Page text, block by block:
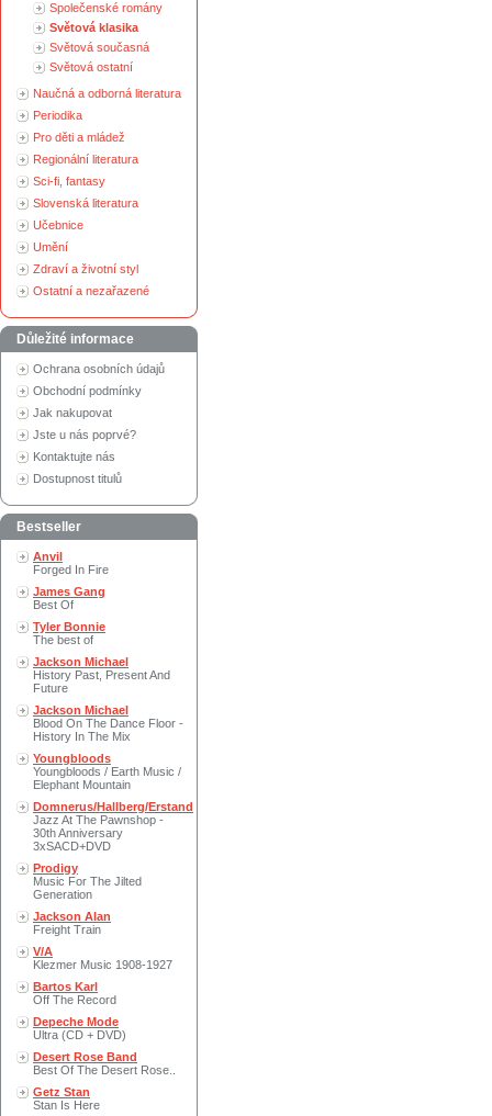
Společenské romány
Světová klasika
Světová současná
Světová ostatní
Naučná a odborná literatura
Periodika
Pro děti a mládež
Regionální literatura
Sci-fi, fantasy
Slovenská literatura
Učebnice
Umění
Zdraví a životní styl
Ostatní a nezařazené
Důležité informace
Ochrana osobních údajů
Obchodní podmínky
Jak nakupovat
Jste u nás poprvé?
Kontaktujte nás
Dostupnost titulů
Bestseller
Anvil
Forged In Fire
James Gang
Best Of
Tyler Bonnie
The best of
Jackson Michael
History Past, Present And
Future
Jackson Michael
Blood On The Dance Floor -
History In The Mix
Youngbloods
Youngbloods / Earth Music /
Elephant Mountain
Domnerus/Hallberg/Erstand
Jazz At The Pawnshop -
30th Anniversary
3xSACD+DVD
Prodigy
Music For The Jilted
Generation
Jackson Alan
Freight Train
V/A
Klezmer Music 1908-1927
Bartos Karl
Off The Record
Depeche Mode
Ultra (CD + DVD)
Desert Rose Band
Best Of The Desert Rose..
Getz Stan
Stan Is Here